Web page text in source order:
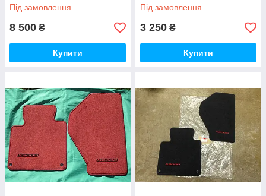
Під замовлення
8 500 ₴
Купити
Оригінал
Під замовлення
3 250 ₴
Купити